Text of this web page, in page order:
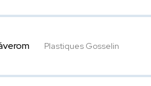
Plastiques Gosselin